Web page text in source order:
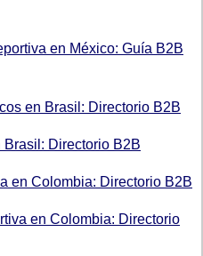
en México: Guía B2B
en Brasil: Directorio B2B
Directorio B2B
en Colombia: Directorio B2B
en Colombia: Directorio